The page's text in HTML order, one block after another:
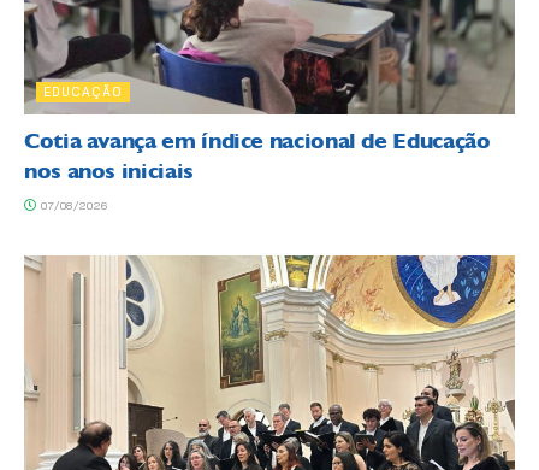
EDUCAÇÃO
Cotia avança em índice nacional de Educação
nos anos iniciais
07/08/2026